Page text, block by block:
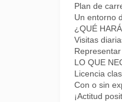
Plan de
Un entorno
¿QUÉ
Visitas
LO QUE
Licencia
Con o sin
¡Actitud